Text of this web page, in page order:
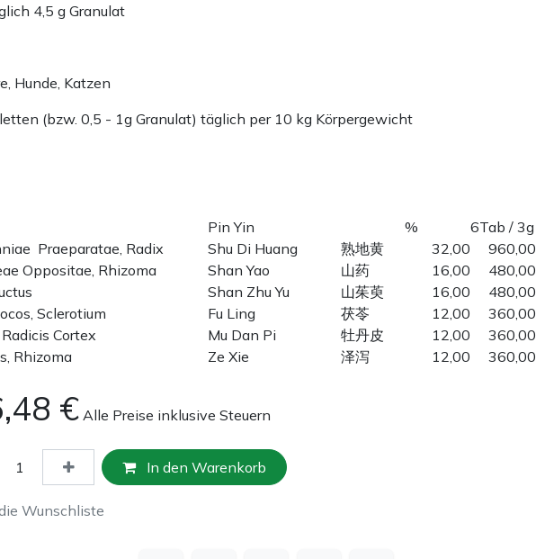
4,5 g Granulat
Hunde, Katzen
(bzw. 0,5 - 1g Granulat) täglich per 10 kg Körpergewicht
Pin Yin %
6Tab / 3g
Praeparatae, Radix
Shu Di Huang 熟地黄 32,00
960,00
Oppositae, Rhizoma
Shan Yao 山药 16,00
480,00
Shan Zhu Yu 山茱萸 16,00
480,00
Sclerotium
Fu Ling 茯苓 12,00
360,00
Cortex
Mu Dan Pi 牡丹皮 12,00
360,00
Rhizoma
Ze Xie 泽泻 12,00 360,00
€ Alle Preise inklusive Steuern
In den Warenkorb
Wunschliste